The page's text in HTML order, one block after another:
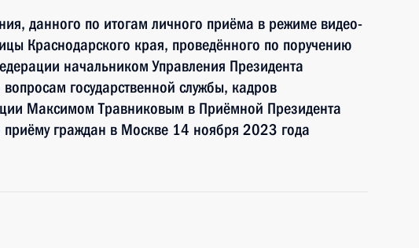
данного по итогам личного приёма в режиме видео-
Краснодарского края, проведённого по поручению
начальником Управления Президента
государственной службы, кадров
Максимом Травниковым в Приёмной Президента
граждан в Москве 14 ноября 2023 года